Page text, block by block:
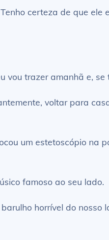
certeza de que ele
vou trazer amanhã e,
voltar para
um estetoscópio na
famoso ao seu lado.
horrível do nosso